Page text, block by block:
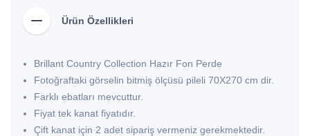
Ürün Özellikleri
Brillant Country Collection Hazır Fon Perde
Fotoğraftaki görselin bitmiş ölçüsü pileli 70X270 cm dir.
Farklı ebatları mevcuttur.
Fiyat tek kanat fiyatıdır.
Çift kanat için 2 adet sipariş vermeniz gerekmektedir.